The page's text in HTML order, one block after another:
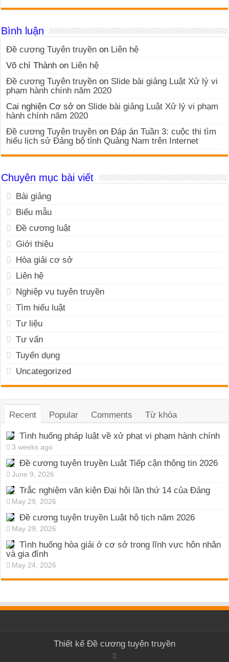
Bình luận
Đề cương Tuyên truyền on Liên hệ
Võ chí Thành on Liên hệ
Đề cương Tuyên truyền on Slide bài giảng Luật Xử lý vi
phạm hành chính năm 2020
Cai nghiện Cơ sở on Slide bài giảng Luật Xử lý vi phạm
hành chính năm 2020
Đề cương Tuyên truyền onĐáp án Tuần 3: cuộc thi tìm
hiểu lịch sử Đảng bộ tỉnh Quảng Nam trên Internet
Chuyên mục bài viết
Bài giảng
Biểu mẫu
Đề cương luật
Giới thiệu
Hòa giải cơ sở
Liên hệ
Nghiệp vụ tuyên truyền
Tìm hiểu luật
Tư liệu
Tư vấn
Tuyển dụng
Uncategorized
Recent Popular Comments Từ khóa
Tình huống pháp luật về xử phạt vi phạm hành chính
3 weeks ago
Đề cương tuyên truyền Luật Tiếp cận thông tin 2026
June 9, 2026
Trắc nghiệm văn kiện Đại hội lần thứ 14 của Đảng
May 29, 2026
Đề cương tuyên truyền Luật hộ tịch năm 2026
May 29, 2026
Tình huống hòa giải ở cơ sở trong lĩnh vực hôn nhân
và gia đình
May 24, 2026
Thiết kế Đề cương tuyên truyền